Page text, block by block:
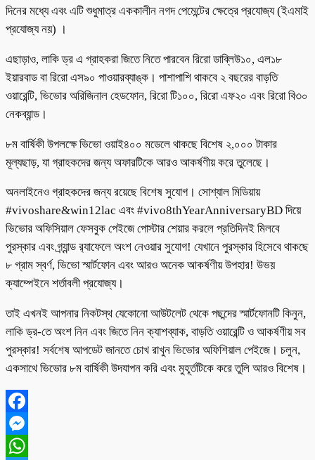
দিনের মধ্যে এবং এটি শুধুমাত্র এককালীন নগদ পেমেন্টের ক্ষেত্রে প্রযোজ্য (ইএমাই
প্রযোজ্য নয়) ।
এছাড়াও, লাকি ড্র এ গ্রাহকরা জিতে নিতে পারবেন রিরো ডাব্লিউ১০, এল১৮
ইয়ারবাড বা রিরো এস৯০ পাওয়ারব্যাঙ্ক। পাশাপাশি থাকবে ২ বছরের বাড়তি
ওয়ারেন্টি, ভিভোর অরিজিনাল হেডফোন, রিরো টি১০০, রিরো এফ২০ এবং রিরো বি৩০
নেকব্যান্ড।
৮ম বার্ষিকী উপলক্ষে ভিভো ওয়াই৪০০ মডেলে থাকছে বিশেষ ২,০০০ টাকার
মূল্যছাড়, যা গ্রাহকদের জন্য অফারটিকে আরও আকর্ষণীয় করে তুলেছে।
অনলাইনেও গ্রাহকদের জন্য রয়েছে বিশেষ সুযোগ। সোশ্যাল মিডিয়ায়
#vivoshare&win12lac এবং #vivo8thYearAnniversaryBD দিয়ে
ভিভোর অফিসিয়াল ফেসবুক পেইজে পোস্টার শেয়ার করলে প্রতিদিনই মিলবে
পুরস্কার এবং গ্র্যান্ড র‍্যাফেলে অংশ নেওয়ার সুযোগ! যেখানে পুরস্কার হিসেবে থাকছে
৮ গ্রাম স্বর্ণ, ভিভো স্মার্টফোন এবং আরও অনেক আকর্ষণীয় উপহার! উভয়
ক্যাম্পেইনে শর্তাবলী প্রযোজ্য।
তাই এখনই আপনার নিকটস্থ যেকোনো আউটলেট থেকে পছন্দের স্মার্টফোনটি কিনুন,
লাকি ড্র-তে অংশ নিন এবং জিতে নিন ক্যাশব্যাক, বাড়তি ওয়ারেন্টি ও আকর্ষণীয় সব
পুরস্কার! সর্বশেষ আপডেট জানতে চোখ রাখুন ভিভোর অফিশিয়াল পেইজে। চলুন,
একসাথে ভিভোর ৮ম বার্ষিকী উদযাপন করি এবং মুহূর্তটিকে করে তুলি আরও বিশেষ।
Facebook
Messenger